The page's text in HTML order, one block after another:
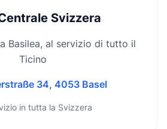
Svizzera
Basilea, al servizio di tutto il
Ticino
34, 4053 Basel
in tutta la Svizzera